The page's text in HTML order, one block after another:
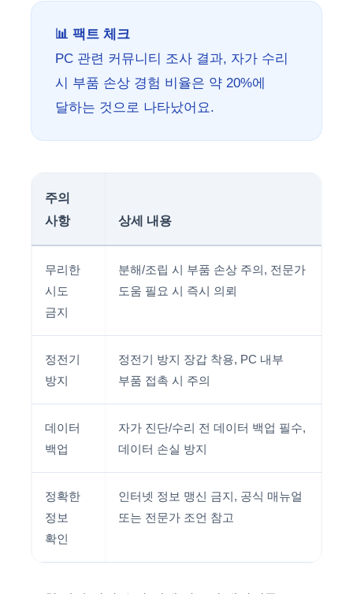
📊 팩트 체크
PC 관련 커뮤니티 조사 결과, 자가 수리
시 부품 손상 경험 비율은 약 20%에
달하는 것으로 나타났어요.
주의
사항
상세 내용
무리한
시도
금지
분해/조립 시 부품 손상 주의, 전문가
도움 필요 시 즉시 의뢰
정전기
방지
정전기 방지 장갑 착용, PC 내부
부품 접촉 시 주의
데이터
백업
자가 진단/수리 전 데이터 백업 필수,
데이터 손실 방지
정확한
정보
확인
인터넷 정보 맹신 금지, 공식 매뉴얼
또는 전문가 조언 참고